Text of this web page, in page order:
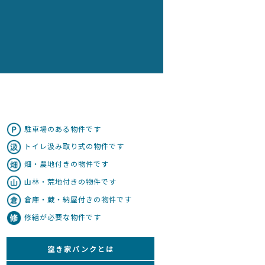
駐車場のある物件です
トイレ汲み取り式の物件です
畑・農地付きの物件です
山林・荒地付きの物件です
倉庫・蔵・納屋付きの物件です
修繕が必要な物件です
空き家バンクとは